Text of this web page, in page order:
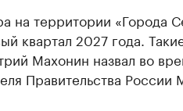
на территории «Города
квартал 2027 года.
Махонин назвал во
Правительства России